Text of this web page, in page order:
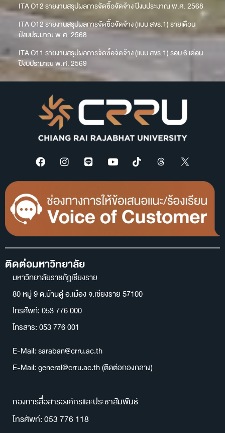
ITA O12 รายงานสรุปผลการจัดซื้อจัดจ้าง ปีงบประมาณ พ.ศ. 2568
ITA O12 รายงานสรุปผลการจัดซื้อจัดจ้าง (แบบ สขร.1) รายเดือน
ปีงบประมาณ พ.ศ. 2568
ITA O11 รายงานสรุปผลการจัดซื้อจัดจ้าง (แบบ สขร.1) รอบ 6 เดือน
ปีงบประมาณ พ.ศ. 2569
ติดต่อมหาวิทยาลัย
มหาวิทยาลัยราชภัฏเชียงราย
80 หมู่ 9 ต.บ้านดู่ อ.เมือง จ.เชียงราย 57100
โทรศัพท์: 053 776 000
โทรสาร: 053 776 001
E-Mail: saraban@crru.ac.th
E-Mail: general@crru.ac.th (ติดต่อกองกลาง)
กองการสื่อสารองค์กรและประชาสัมพันธ์
โทรศัพท์: 053 776 118